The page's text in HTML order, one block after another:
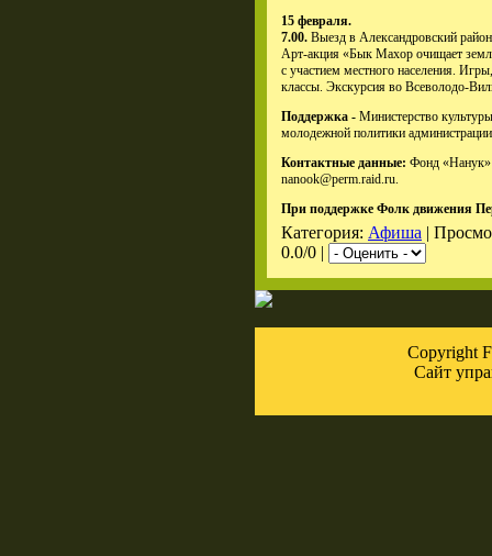
15 февраля.
7.00. Выезд в Александровский
Арт-акция «Бык Махор очищает
с участием местного населения.
классы. Экскурсия во Всеволодо-
Поддержка - Министерство
молодежной политики
Контактные данные: Фонд
nanook@perm.raid.ru.
При поддержке Фолк движения
Категория: Афиша |
0.0/0 |
Copyright
Сайт